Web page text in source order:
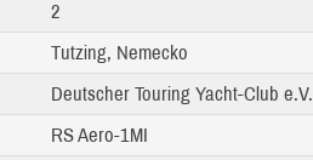
2
Tutzing, Nemecko
Deutscher Touring Yacht-Club e.V.
RS Aero-1MI